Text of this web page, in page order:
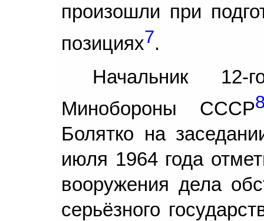
произошли при
позициях7.
Начальник 12-
Минобороны СССР
Болятко на
июля 1964 года
вооружения дела
серьёзного